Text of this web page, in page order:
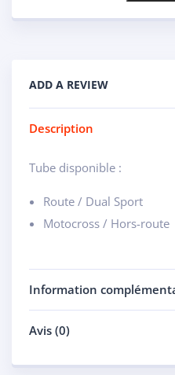
ADD A REVIEW
Description
Tube disponible :
Route / Dual Sport
Motocross / Hors-route
Information
Avis (0)